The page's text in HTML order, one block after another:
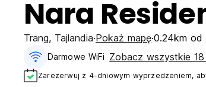
Nara
Trang, Tajlandia Pokaż mapę 0.24km od
Darmowe WiFi Zobacz wszystkie
Zarezerwuj z 4-dniowym wyprzedzeniem,